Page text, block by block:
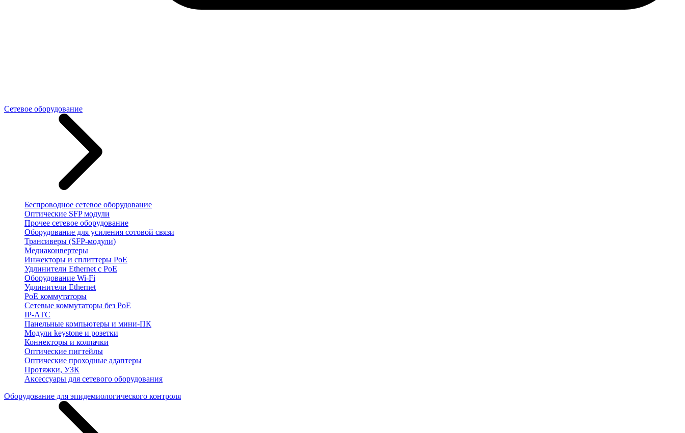
Сетевое оборудование
Беспроводное сетевое оборудование
Оптические SFP модули
Прочее сетевое оборудование
Оборудование для усиления сотовой связи
Трансиверы (SFP-модули)
Медиаконвертеры
Инжекторы и сплиттеры PoE
Удлинители Ethernet с PoE
Оборудование Wi-Fi
Удлинители Ethernet
PoE коммутаторы
Сетевые коммутаторы без PoE
IP-АТС
Панельные компьютеры и мини-ПК
Модули keystone и розетки
Коннекторы и колпачки
Оптические пигтейлы
Оптические проходные адаптеры
Протяжки, УЗК
Аксессуары для сетевого оборудования
Оборудование для эпидемиологического контроля